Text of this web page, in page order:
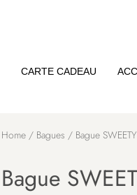
CARTE CADEAU
Home / Bagues / Bague
Bague